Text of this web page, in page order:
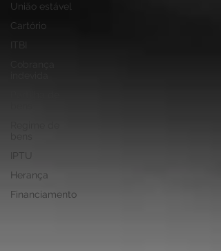
União estável
Cartório
ITBI
IPTU
Herança
Financiamento